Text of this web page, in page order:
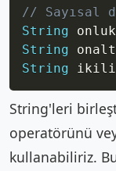
// Sayısal
String
String
String
String'leri
operatörünü
kullanabiliriz.